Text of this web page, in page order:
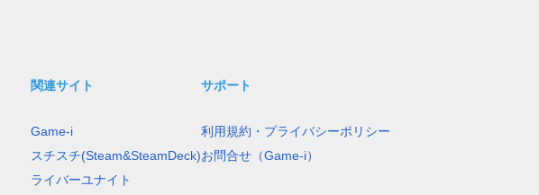
関連サイト
Game-i
スチスチ(Steam&SteamDeck)
ライバーユナイト
サポート
利用規約・プライバシーポリシー
お問合せ（Game-i）